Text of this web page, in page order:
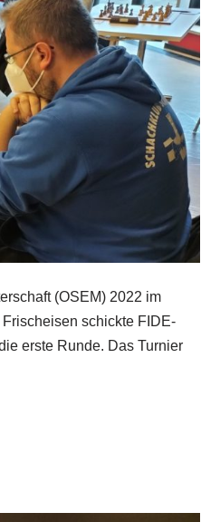
(OSEM) 2022 im
schickte FIDE-
erste Runde. Das Turnier